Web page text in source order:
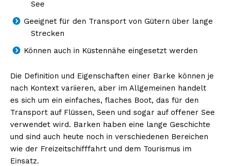
See
Geeignet für den Transport von Gütern über lange
Strecken
Können auch in Küstennähe eingesetzt werden
Die Definition und Eigenschaften einer Barke können je
nach Kontext variieren, aber im Allgemeinen handelt
es sich um ein einfaches, flaches Boot, das für den
Transport auf Flüssen, Seen und sogar auf offener See
verwendet wird. Barken haben eine lange Geschichte
und sind auch heute noch in verschiedenen Bereichen
wie der Freizeitschifffahrt und dem Tourismus im
Einsatz.